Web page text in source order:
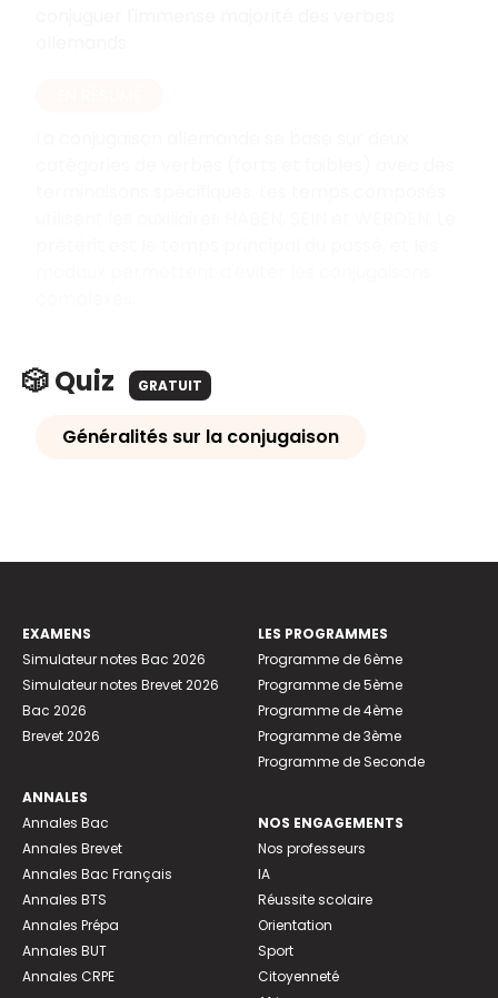
🎲 Quiz GRATUIT
Généralités sur la conjugaison
EXAMENS
Simulateur notes Bac 2026
Simulateur notes Brevet 2026
Bac 2026
Brevet 2026
ANNALES
Annales Bac
Annales Brevet
Annales Bac Français
Annales BTS
Annales Prépa
Annales BUT
Annales CRPE
LES PROGRAMMES
Programme de 6ème
Programme de 5ème
Programme de 4ème
Programme de 3ème
Programme de Seconde
NOS ENGAGEMENTS
Nos professeurs
IA
Réussite scolaire
Orientation
Sport
Citoyenneté